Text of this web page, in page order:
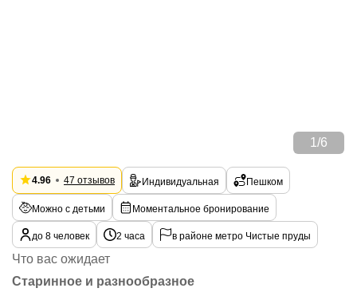
1 /6
4.96 47 отзывов Индивидуальная Пешком
Можно с детьми Моментальное бронирование
до 8 человек 2 часа в районе метро Чистые пруды
Что вас ожидает
Старинное и разнообразное